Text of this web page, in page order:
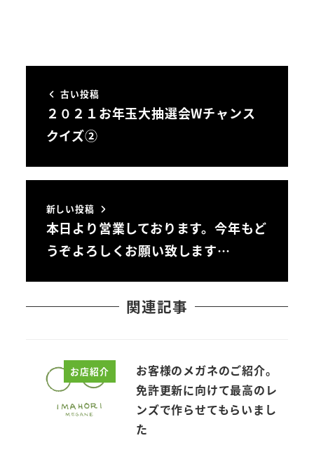
古い投稿
２０２１お年玉大抽選会Wチャンス
クイズ②
新しい投稿
本日より営業しております。今年もど
うぞよろしくお願い致します…
関連記事
お店紹介
お客様のメガネのご紹介。
免許更新に向けて最高のレ
ンズで作らせてもらいまし
た